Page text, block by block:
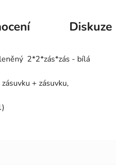
Diskuze
2*2*zás*zás - bílá
+ zásuvku,